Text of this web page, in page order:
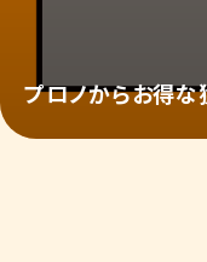
プロノからお得